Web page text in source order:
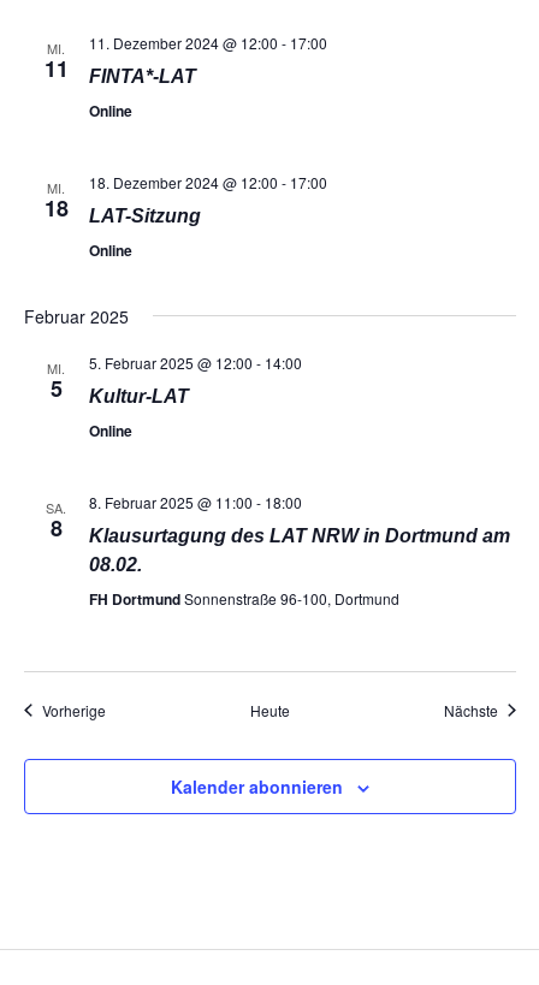
MI.
11
11. Dezember 2024 @ 12:00 - 17:00
FINTA*-LAT
Online
MI.
18
18. Dezember 2024 @ 12:00 - 17:00
LAT-Sitzung
Online
Februar 2025
MI.
5
5. Februar 2025 @ 12:00 - 14:00
Kultur-LAT
Online
SA.
8
8. Februar 2025 @ 11:00 - 18:00
Klausurtagung des LAT NRW in Dortmund am
08.02.
FH DortmundSonnenstraße 96-100, Dortmund
VorherigeVeranstaltungen Heute Nächste
Kalender abonnieren